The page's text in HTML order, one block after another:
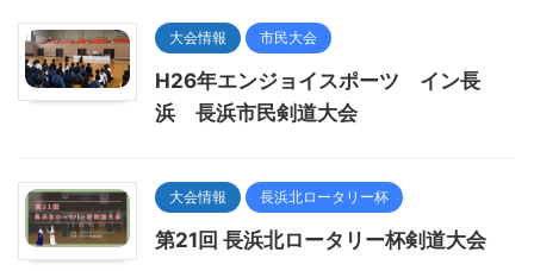
大会情報 市民大会
H26年エンジョイスポーツ イン長
浜 長浜市民剣道大会
大会情報 長浜北ロータリー杯
第21回 長浜北ロータリー杯剣道大会